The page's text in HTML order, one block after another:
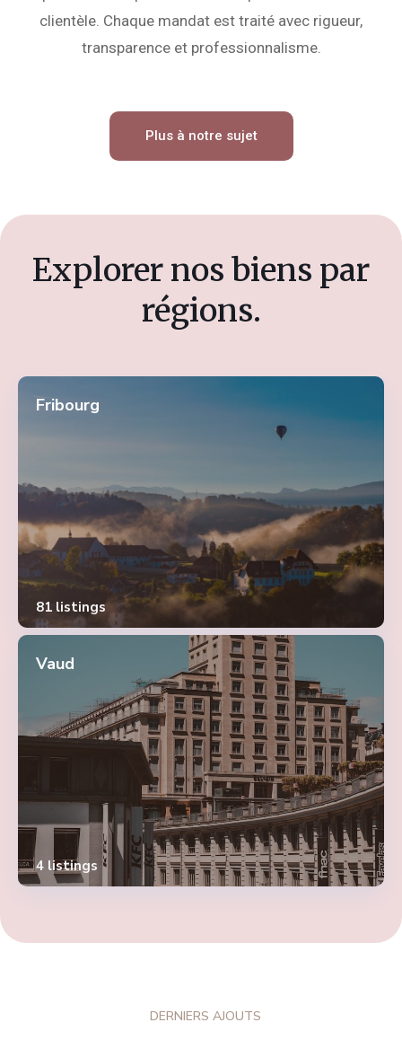
clientèle. Chaque mandat est traité avec rigueur,
transparence et professionnalisme.
Plus à notre sujet
Explorer nos biens par
régions.
Fribourg
81 listings
Vaud
4 listings
DERNIERS AJOUTS